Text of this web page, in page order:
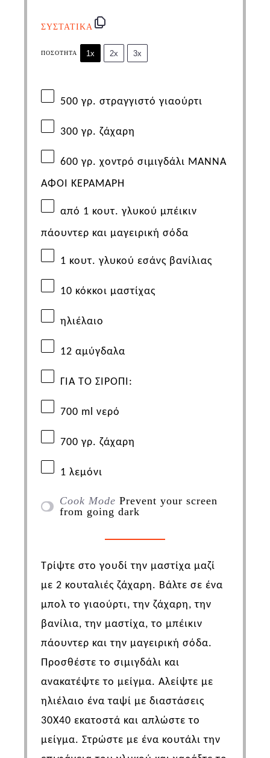
ΣΥΣΤΑΤΙΚΑ
ΠΟΣΌΤΗΤΑ 1x 2x 3x
500 γρ. στραγγιστό γιαούρτι
300 γρ. ζάχαρη
600 γρ. χοντρό σιμιγδάλι ΜΑΝΝΑ
ΑΦΟΙ ΚΕΡΑΜΑΡΗ
από 1 κουτ. γλυκού μπέικιν
πάουντερ και μαγειρική σόδα
1 κουτ. γλυκού εσάνς βανίλιας
10 κόκκοι μαστίχας
ηλιέλαιο
12 αμύγδαλα
ΓΙΑ ΤΟ ΣΙΡΟΠΙ:
700 ml νερό
700 γρ. ζάχαρη
1 λεμόνι
Cook Mode Prevent your screen
from going dark
Τρίψτε στο γουδί την μαστίχα μαζί
με 2 κουταλιές ζάχαρη. Βάλτε σε ένα
μπολ το γιαούρτι, την ζάχαρη, την
βανίλια, την μαστίχα, το μπέικιν
πάουντερ και την μαγειρική σόδα.
Προσθέστε το σιμιγδάλι και
ανακατέψτε το μείγμα. Αλείψτε με
ηλιέλαιο ένα ταψί με διαστάσεις
30Χ40 εκατοστά και απλώστε το
μείγμα. Στρώστε με ένα κουτάλι την